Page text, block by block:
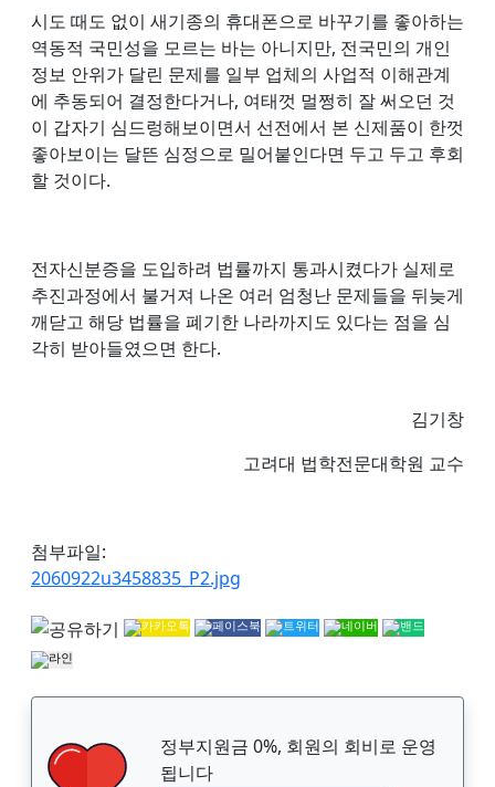
시도 때도 없이 새기종의 휴대폰으로 바꾸기를 좋아하는
역동적 국민성을 모르는 바는 아니지만, 전국민의 개인
정보 안위가 달린 문제를 일부 업체의 사업적 이해관계
에 추동되어 결정한다거나, 여태껏 멀쩡히 잘 써오던 것
이 갑자기 심드렁해보이면서 선전에서 본 신제품이 한껏
좋아보이는 달뜬 심정으로 밀어붙인다면 두고 두고 후회
할 것이다.
전자신분증을 도입하려 법률까지 통과시켰다가 실제로
추진과정에서 불거져 나온 여러 엄청난 문제들을 뒤늦게
깨닫고 해당 법률을 폐기한 나라까지도 있다는 점을 심
각히 받아들였으면 한다.
김기창
고려대 법학전문대학원 교수
첨부파일:
2060922u3458835_P2.jpg
정부지원금 0%, 회원의 회비로 운영
됩니다